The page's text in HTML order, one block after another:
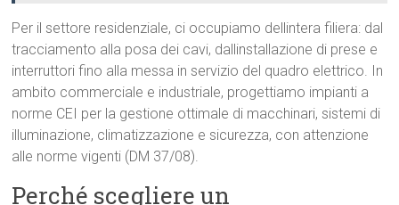
Per il settore residenziale, ci occupiamo dellintera filiera: dal
tracciamento alla posa dei cavi, dallinstallazione di prese e
interruttori fino alla messa in servizio del quadro elettrico. In
ambito commerciale e industriale, progettiamo impianti a
norme CEI per la gestione ottimale di macchinari, sistemi di
illuminazione, climatizzazione e sicurezza, con attenzione
alle norme vigenti (DM 37/08).
Perché scegliere un